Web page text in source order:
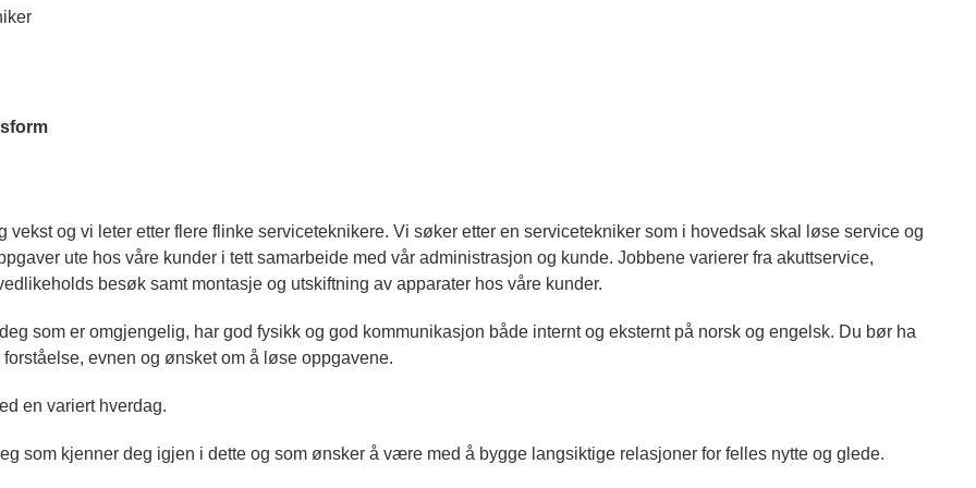
vekst og vi leter etter flere flinke serviceteknikere. Vi søker etter en servicetekniker som i hovedsak skal løse service og
ute hos våre kunder i tett samarbeide med vår administrasjon og kunde. Jobbene varierer fra akuttservice,
besøk samt montasje og utskiftning av apparater hos våre kunder.
som er omgjengelig, har god fysikk og god kommunikasjon både internt og eksternt på norsk og engelsk. Du bør ha
evnen og ønsket om å løse oppgavene.
en variert hverdag.
som kjenner deg igjen i dette og som ønsker å være med å bygge langsiktige relasjoner for felles nytte og glede.